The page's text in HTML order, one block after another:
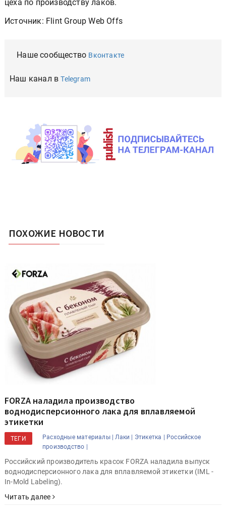
цеха по производству лаков.
Источник: Flint Group Web Offs
Наше сообщество Вконтакте
Наш канал вTelegram
ПОХОЖИЕ НОВОСТИ
FORZA наладила производство
воднодисперсионного лака для вплавляемой
этикетки
ТЕГИ Расходные материалы | Лаки | Этикетка |
Российское
производство |
Российский производитель красок FORZA наладила выпуск
воднодисперсионного лака для вплавляемой этикетки (IML -
In-Mold Labeling).
Читать далее